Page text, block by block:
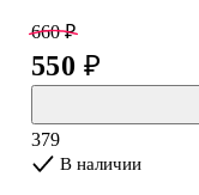
660 ₽
550 ₽
379
В наличии